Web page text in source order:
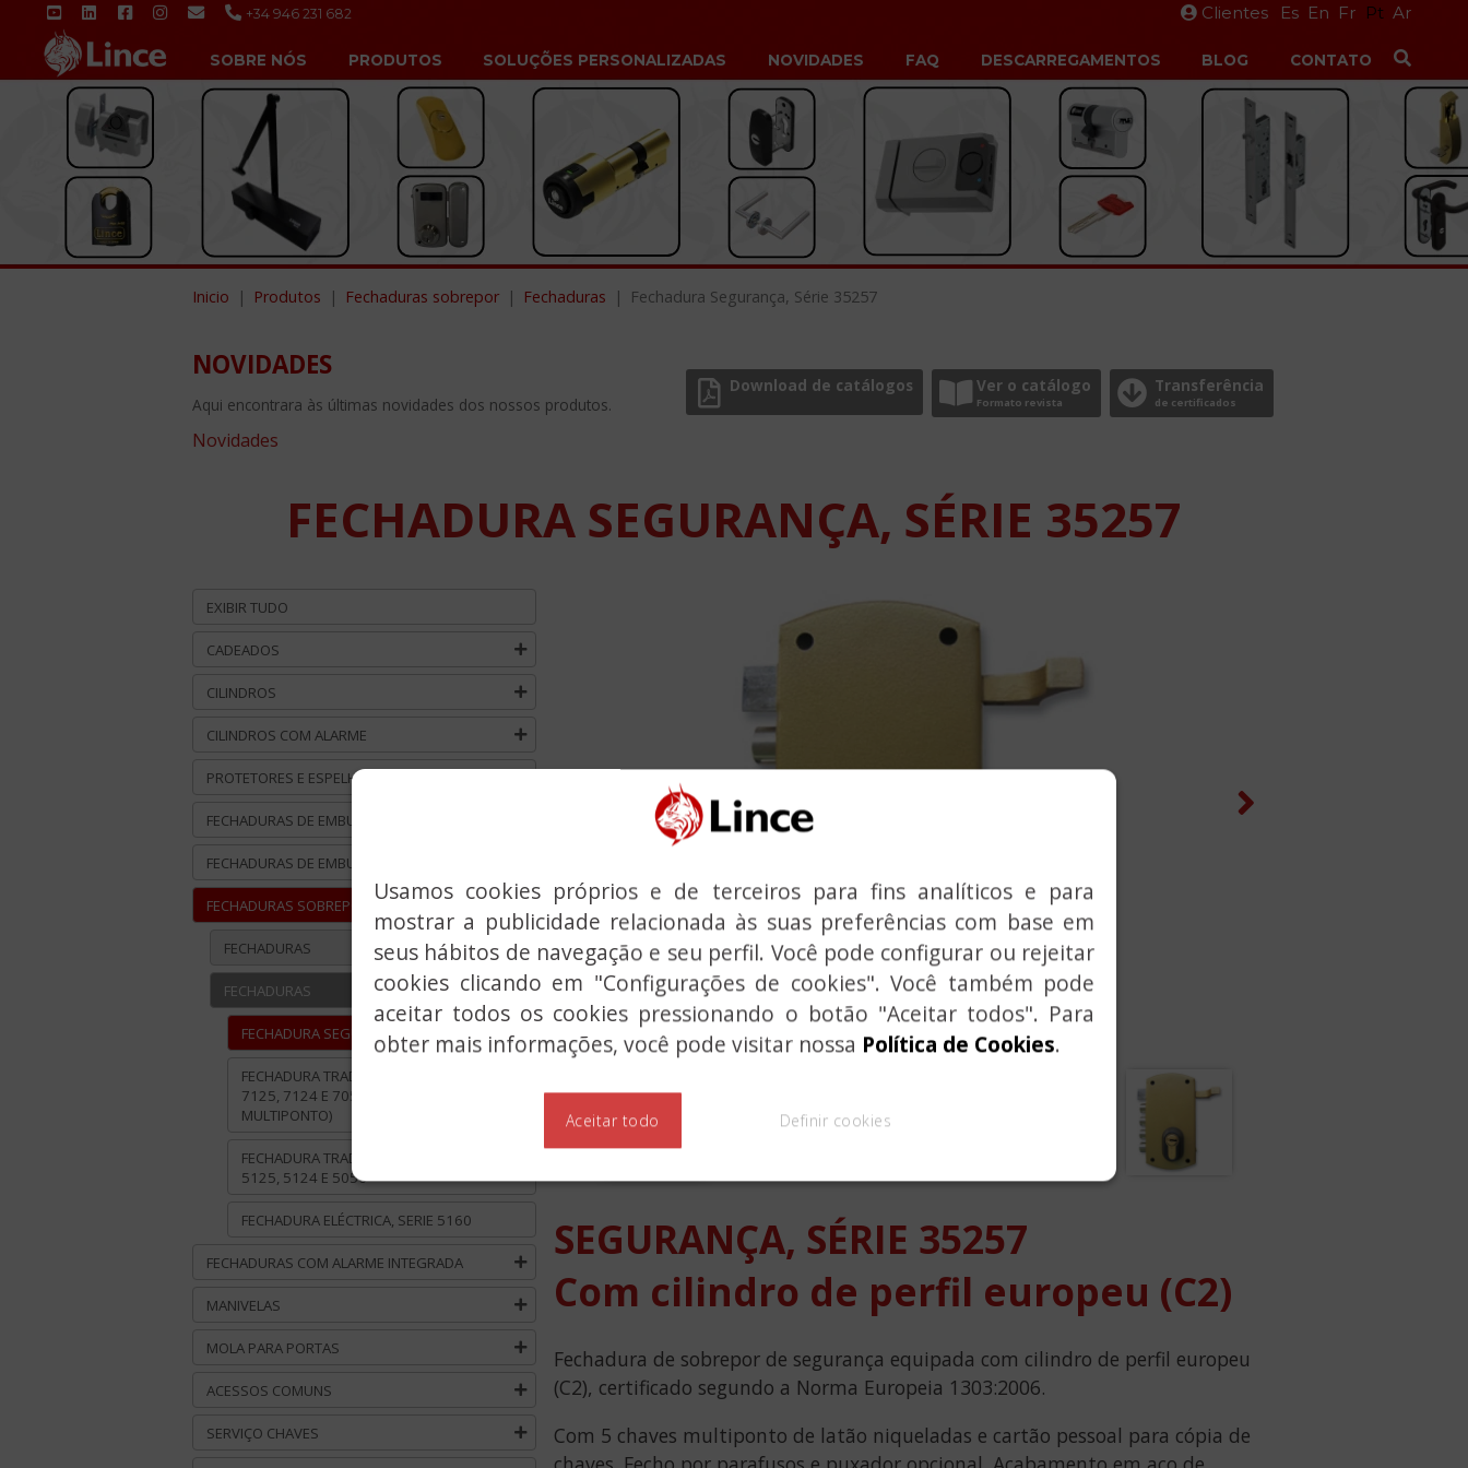
+34 946 231 682 Clientes Es En Fr Pt Ar
SOBRE NÓS PRODUTOS SOLUÇÕES PERSONALIZADAS NOVIDADES FAQ DESCARREGAMENTOS BLOG CONTATO
Inicio Produtos Fechaduras sobrepor Fechaduras Fechadura Segurança, Série 35257
NOVIDADES
Aqui encontrara às últimas novidades dos nossos produtos.
Novidades
Download de catálogos Ver o catálogo
Formato revista
Transferência
de certificados
FECHADURA SEGURANÇA, SÉRIE 35257
EXIBIR TUDO
CADEADOS
CILINDROS
CILINDROS COM ALARME
PROTETORES E ESPELHOS ANTI-VANDALISMO
FECHADURAS DE EMBUTIR METÁLICAS
FECHADURAS DE EMBUTIR MADEIRA
FECHADURAS SOBREPOR
FECHADURAS
FECHADURAS
FECHADURA SEGURANÇA, SÉRIE 35257
FECHADURA TRADICIONAL, SÉRIES
7125, 7124 E 7056 (CHAVE
MULTIPONTO)
FECHADURA TRADICIONAL , SÉRIES
5125, 5124 E 5056
FECHADURA ELÉCTRICA, SERIE 5160
FECHADURAS COM ALARME INTEGRADA
MANIVELAS
MOLA PARA PORTAS
ACESSOS COMUNS
SERVIÇO CHAVES
SEGURANÇA, SÉRIE 35257
Com cilindro de perfil europeu (C2)
Fechadura de sobrepor de segurança equipada com cilindro de perfil europeu
(C2), certificado segundo a Norma Europeia 1303:2006.
Com 5 chaves multiponto de latão niqueladas e cartão pessoal para cópia de
Usamos cookies próprios e de terceiros para fins analíticos e para
mostrar a publicidade relacionada às suas preferências com base em
seus hábitos de navegação e seu perfil. Você pode configurar ou rejeitar
cookies clicando em "Configurações de cookies". Você também pode
aceitar todos os cookies pressionando o botão "Aceitar todos". Para
obter mais informações, você pode visitar nossa Política de Cookies.
Aceitar todo Definir cookies